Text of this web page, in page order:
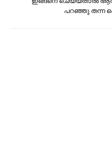
പറഞ്ഞു തന്ന